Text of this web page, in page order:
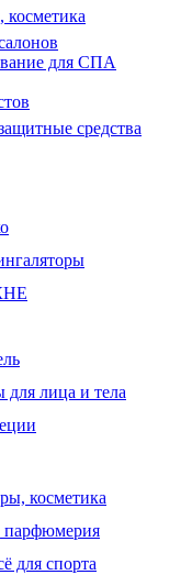
для СПА
средства
лица и тела
косметика
парфюмерия
для спорта